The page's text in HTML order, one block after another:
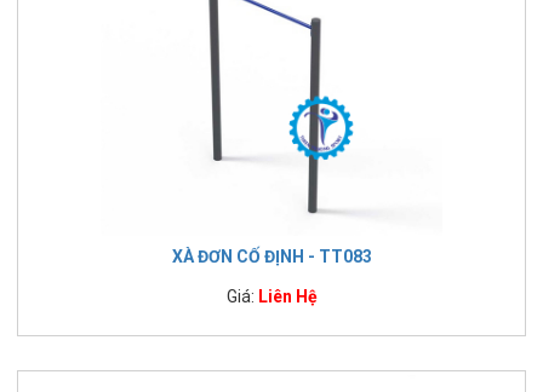
XÀ ĐƠN CỐ ĐỊNH - TT083
Giá: Liên Hệ